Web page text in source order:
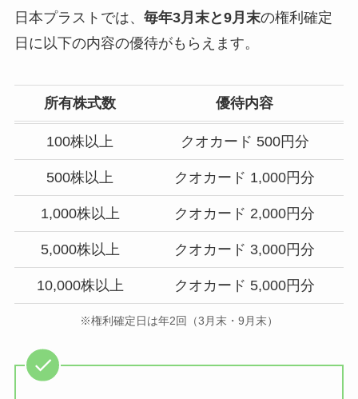
日本プラストでは、 毎年3月末と9月末の権利確定
日に以下の内容の優待がもらえます。
所有株式数 優待内容
100株以上 クオカード 500円分
500株以上 クオカード 1,000円分
1,000株以上 クオカード 2,000円分
5,000株以上 クオカード 3,000円分
10,000株以上 クオカード 5,000円分
※権利確定日は年2回（3月末・9月末）